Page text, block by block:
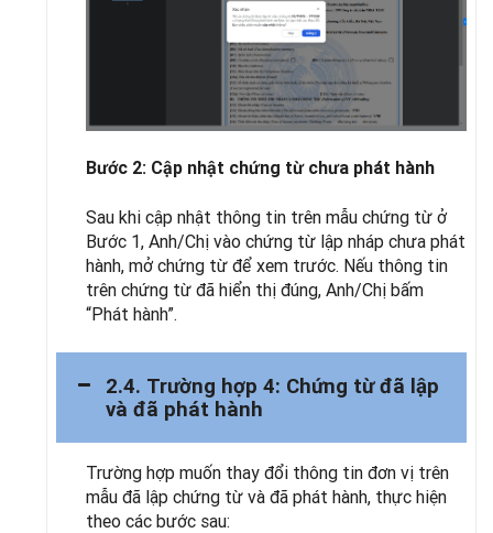
Bước 2: Cập nhật chứng từ chưa phát hành
Sau khi cập nhật thông tin trên mẫu chứng từ ở
Bước 1, Anh/Chị vào chứng từ lập nháp chưa phát
hành, mở chứng từ để xem trước. Nếu thông tin
trên chứng từ đã hiển thị đúng, Anh/Chị bấm
“Phát hành”.
2.4. Trường hợp 4: Chứng từ đã lập
và đã phát hành
Trường hợp muốn thay đổi thông tin đơn vị trên
mẫu đã lập chứng từ và đã phát hành, thực hiện
theo các bước sau: